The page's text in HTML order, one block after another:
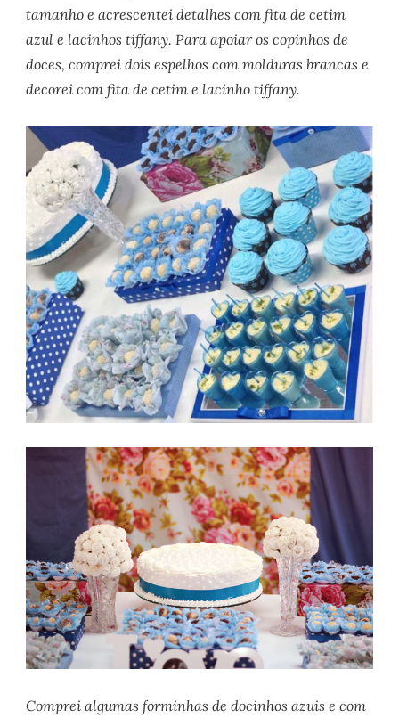
tamanho e acrescentei detalhes com fita de cetim
azul e lacinhos tiffany. Para apoiar os copinhos de
doces, comprei dois espelhos com molduras brancas e
decorei com fita de cetim e lacinho tiffany.
Comprei algumas forminhas de docinhos azuis e com